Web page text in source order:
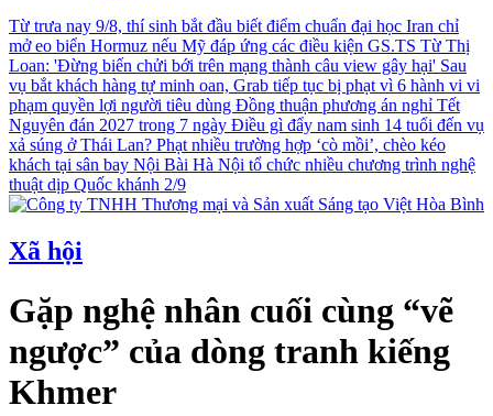
Từ trưa nay 9/8, thí sinh bắt đầu biết điểm chuẩn đại học Iran chỉ
mở eo biển Hormuz nếu Mỹ đáp ứng các điều kiện GS.TS Từ Thị
Loan: 'Đừng biến chửi bới trên mạng thành câu view gây hại' Sau
vụ bắt khách hàng tự minh oan, Grab tiếp tục bị phạt vì 6 hành vi vi
phạm quyền lợi người tiêu dùng Đồng thuận phương án nghỉ Tết
Nguyên đán 2027 trong 7 ngày Điều gì đẩy nam sinh 14 tuổi đến vụ
xả súng ở Thái Lan? Phạt nhiều trường hợp ‘cò mồi’, chèo kéo
khách tại sân bay Nội Bài Hà Nội tổ chức nhiều chương trình nghệ
thuật dịp Quốc khánh 2/9
Xã hội
Gặp nghệ nhân cuối cùng “vẽ
ngược” của dòng tranh kiếng
Khmer